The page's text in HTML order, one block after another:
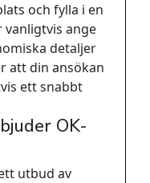
och fylla i en
vanligtvis ange
detaljer
att din ansökan
ett snabbt
OK-
utbud av